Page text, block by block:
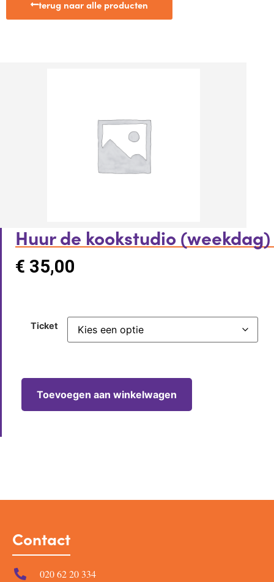
terug naar alle producten
Huur de kookstudio (weekdag)
€ 35,00
Ticket
Toevoegen aan winkelwagen
Contact
020 62 20 334